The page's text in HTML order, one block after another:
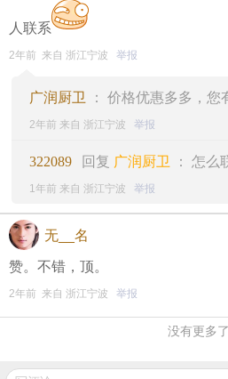
人联系
2年前 来自 浙江宁波 举报
广润厨卫 ： 价格优惠多多，
2年前 来自 浙江宁波 举报
322089 回复 广润厨卫 ： 怎么
1年前 来自 浙江宁波 举报
无__名
赞。不错，顶。
2年前 来自 浙江宁波 举报
没有更多了